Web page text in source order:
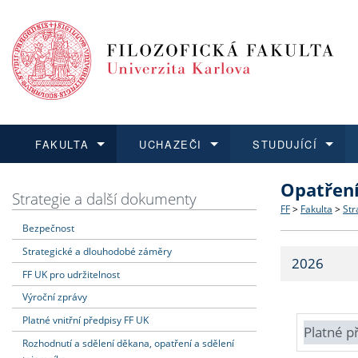
FAKULTA
Dozvědět se více
Struktura
Strategie
Fakultní
UCHAZEČI
Podat přihlášku
Co
Učitelské
STUDUJÍCÍ
Dozvědět se více
Dozvědět se více
O vědě a
Dozvědět se více
Aktuální
Strategie a další dokumenty
Bezpečnost
Strategické a dlouhodobé záměry
FF UK pro udržitelnost
Výroční zprávy
Platné vnitřní předpisy FF UK
Rozhodnutí a sdělení děkana, opatření a sdělení
FF > Fakulta >
2026
Platné